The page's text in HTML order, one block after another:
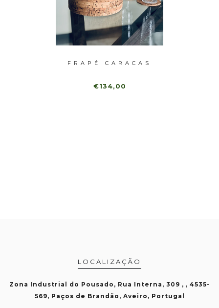
FRAPÉ CARACAS
€134,00
LOCALIZAÇÃO
Zona Industrial do Pousado, Rua Interna, 309 , , 4535-
569, Paços de Brandão, Aveiro, Portugal